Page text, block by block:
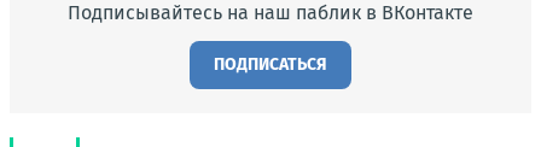
Подписывайтесь на наш паблик в ВКонтакте
ПОДПИСАТЬСЯ